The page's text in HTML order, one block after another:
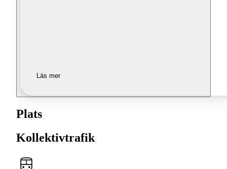
Läs mer
Plats
Kollektivtrafik